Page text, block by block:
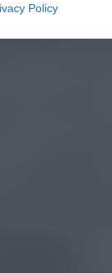
Policy